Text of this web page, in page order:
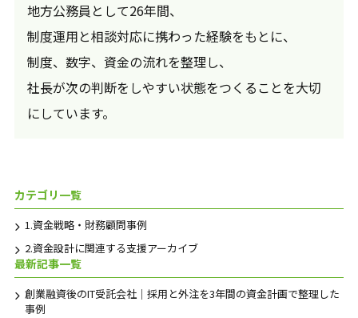
地方公務員として26年間、
制度運用と相談対応に携わった経験をもとに、
制度、数字、資金の流れを整理し、
社長が次の判断をしやすい状態をつくることを大切
にしています。
カテゴリ一覧
1.資金戦略・財務顧問事例
2.資金設計に関連する支援アーカイブ
最新記事一覧
創業融資後のIT受託会社｜採用と外注を3年間の資金計画で整理した
事例